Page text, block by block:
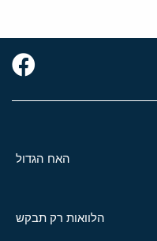
האח הגדול
הלוואות רק תבקש